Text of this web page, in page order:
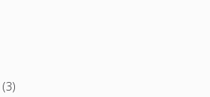
(3)